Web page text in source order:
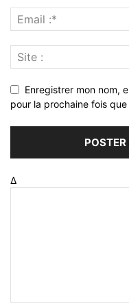
Enregistrer mon nom,
pour la prochaine fois
Δ